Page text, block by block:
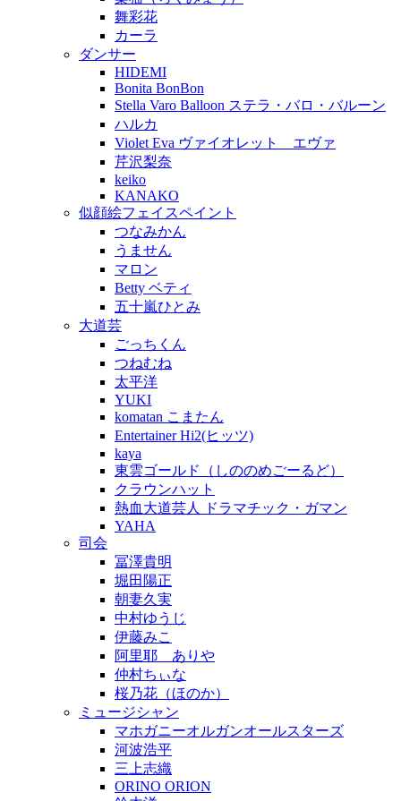
舞彩花
カーラ
ダンサー
HIDEMI
Bonita BonBon
Stella Varo Balloon ステラ・バロ・バルーン
ハルカ
Violet Eva ヴァイオレット エヴァ
芹沢梨奈
keiko
KANAKO
似顔絵フェイスペイント
つなみかん
うません
マロン
Betty ベティ
五十嵐ひとみ
大道芸
ごっちくん
つねむね
太平洋
YUKI
komatan こまたん
Entertainer Hi2(ヒッツ)
kaya
東雲ゴールド（しののめごーるど）
クラウンハット
熱血大道芸人 ドラマチック・ガマン
YAHA
司会
冨澤貴明
堀田陽正
朝妻久実
中村ゆうじ
伊藤みこ
阿里耶 ありや
仲村ちぃな
桜乃花（ほのか）
ミュージシャン
マホガニーオルガンオールスターズ
河波浩平
三上志織
ORINO ORION